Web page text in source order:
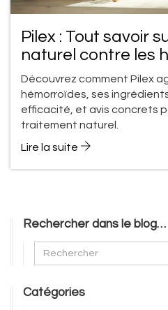
Pilex : Tout savoir
naturel contre les
Découvrez comment Pilex
hémorroïdes, ses
efficacité, et avis concrets
traitement naturel.
Lire la suite
Rechercher dans le blog…
Catégories